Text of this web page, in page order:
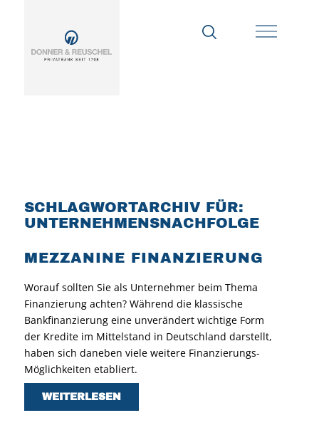
SCHLAGWORTARCHIV FÜR:
UNTERNEHMENSNACHFOLGE
MEZZANINE FINANZIERUNG
Worauf sollten Sie als Unternehmer beim Thema
Finanzierung achten? Während die klassische
Bankfinanzierung eine unverändert wichtige Form
der Kredite im Mittelstand in Deutschland darstellt,
haben sich daneben viele weitere Finanzierungs-
Möglichkeiten etabliert.
WEITERLESEN